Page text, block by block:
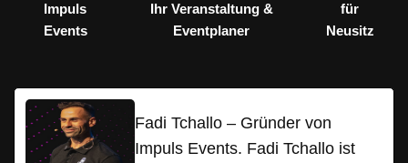
Impuls
Events
Ihr Veranstaltung &
Eventplaner
für
Neusitz
Fadi Tchallo – Gründer von
Impuls Events. Fadi Tchallo ist